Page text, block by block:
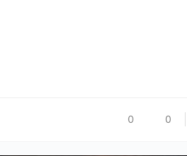
0 0